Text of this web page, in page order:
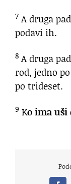
7 A druga
podavi ih.
8 A druga
rod, jedno
po trideset.
9 Ko ima uši